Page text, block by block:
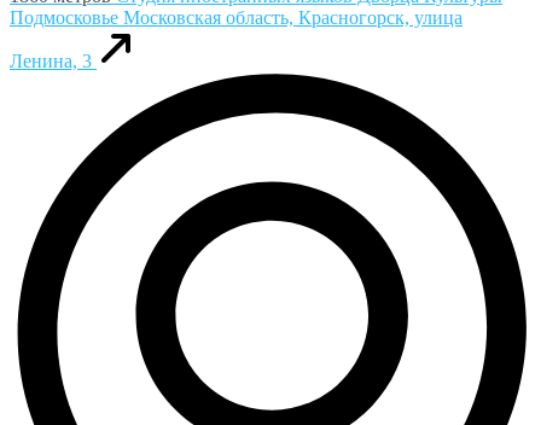
Подмосковье Московская область, Красногорск, улица
Ленина, 3